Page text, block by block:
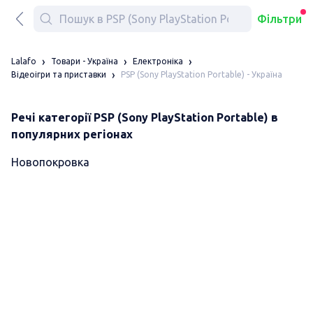
Фільтри
Lalafo Товари - Україна
Електроніка
Відеоігри та приставки
PSP (Sony PlayStation Portable) - Україна
Речі категорії PSP (Sony PlayStation Portable) в
популярних регіонах
Новопокровка